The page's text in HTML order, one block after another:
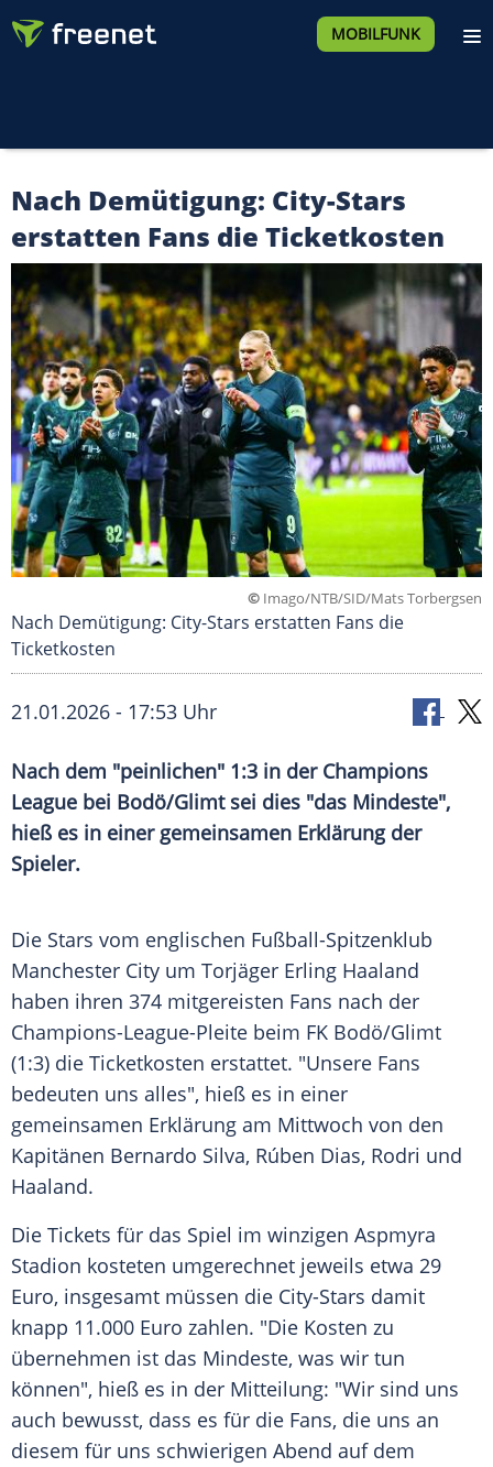
MOBILFUNK
Nach Demütigung: City-Stars
erstatten Fans die Ticketkosten
© Imago/NTB/SID/Mats Torbergsen
Nach Demütigung: City-Stars erstatten Fans die
Ticketkosten
21.01.2026 - 17:53 Uhr
Nach dem "peinlichen" 1:3 in der Champions
League bei Bodö/Glimt sei dies "das Mindeste",
hieß es in einer gemeinsamen Erklärung der
Spieler.
Die Stars vom englischen Fußball-Spitzenklub
Manchester City um Torjäger Erling Haaland
haben ihren 374 mitgereisten Fans nach der
Champions-League-Pleite beim FK Bodö/Glimt
(1:3) die Ticketkosten erstattet. "Unsere Fans
bedeuten uns alles", hieß es in einer
gemeinsamen Erklärung am Mittwoch von den
Kapitänen Bernardo Silva, Rúben Dias, Rodri und
Haaland.
Die Tickets für das Spiel im winzigen Aspmyra
Stadion kosteten umgerechnet jeweils etwa 29
Euro, insgesamt müssen die City-Stars damit
knapp 11.000 Euro zahlen. "Die Kosten zu
übernehmen ist das Mindeste, was wir tun
können", hieß es in der Mitteilung: "Wir sind uns
auch bewusst, dass es für die Fans, die uns an
diesem für uns schwierigen Abend auf dem